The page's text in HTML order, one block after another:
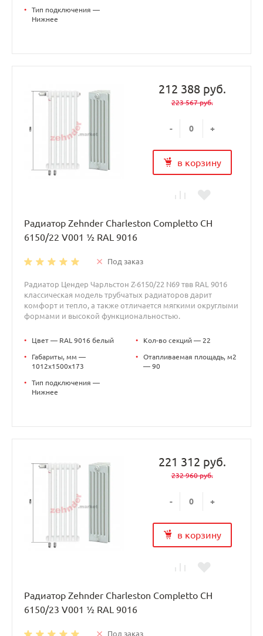
•
Тип подключения —
Нижнее
212 388 руб.
223 567 руб.
- +
в корзину
Радиатор Zehnder Charleston Completto CH
6150/22 V001 ½ RAL 9016
Под заказ
Радиатор Цендер Чарльстон Z-6150/22 N69 твв RAL 9016
классическая модель трубчатых радиаторов дарит
комфорт и тепло, а также отличается мягкими округлыми
формами и высокой функциональностью.
• Цвет — RAL 9016 белый
•
Габариты, мм —
1012x1500x173
•
Тип подключения —
Нижнее
• Кол-во секций — 22
•
Отапливаемая площадь, м2
— 90
221 312 руб.
232 960 руб.
- +
в корзину
Радиатор Zehnder Charleston Completto CH
6150/23 V001 ½ RAL 9016
Под заказ